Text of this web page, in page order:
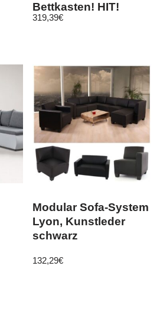
Bettkasten! HIT!
319,39€
Modular Sofa-System
Lyon, Kunstleder
schwarz
132,29€